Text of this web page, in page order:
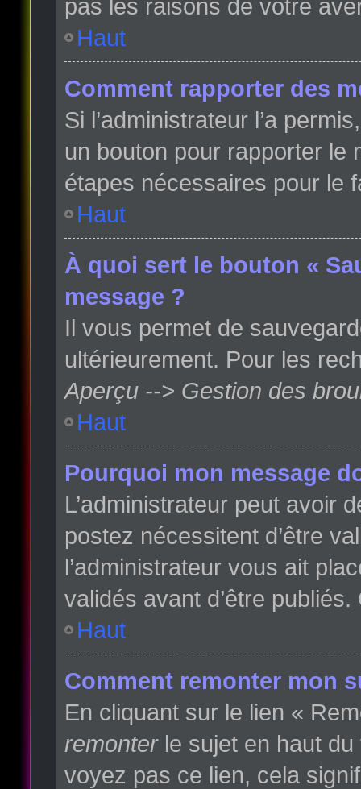
pas les raisons de votre
Haut
Comment rapporter des
Si l’administrateur l’a
un bouton pour rapporter le
étapes nécessaires pour le
Haut
À quoi sert le bouton «
message ?
Il vous permet de
ultérieurement. Pour les
Aperçu --> Gestion des
Haut
Pourquoi mon message
L’administrateur peut avoir
postez nécessitent d’être
l’administrateur vous ait
validés avant d’être
Haut
Comment remonter mon
En cliquant sur le lien «
remonterle sujet en haut du
voyez pas ce lien, cela